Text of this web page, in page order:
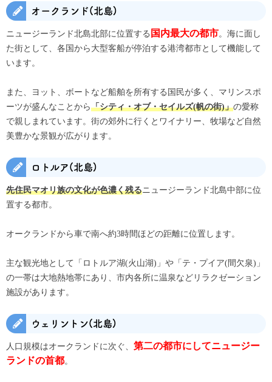
オークランド(北島)
ニュージーランド北島北部に位置する 国内最大の都市。海に面し
た街として、各国から大型客船が停泊する港湾都市として機能して
います。
また、ヨット、ボートなど船舶を所有する国民が多く、マリンスポ
ーツが盛んなことから「シティ・オブ・セイルズ(帆の街)」の愛称
で親しまれています。街の郊外に行くとワイナリー、牧場など自然
美豊かな景観が広がります。
ロトルア(北島)
先住民マオリ族の文化が色濃く残るニュージーランド北島中部に位
置する都市。
オークランドから車で南へ約3時間ほどの距離に位置します。
主な観光地として「ロトルア湖(火山湖)」や「テ・プイア(間欠泉)」
の一帯は大地熱地帯にあり、市内各所に温泉などリラクゼーション
施設があります。
ウェリントン(北島)
人口規模はオークランドに次ぐ、 第二の都市にしてニュージー
ランドの首都。